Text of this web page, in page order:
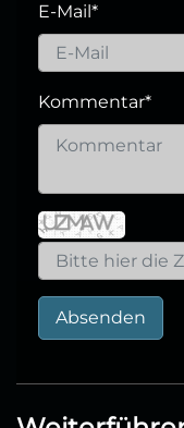
E-Mail*
Kommentar*
Absenden